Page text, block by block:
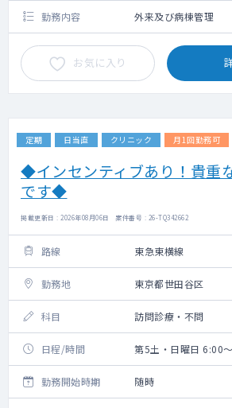
勤務内容 外来及び病棟管理
お気に入り
定期 日当直 クリニック 月1回勤務可
◆インセンティブあり！貴重
です◆
掲載更新日 : 2026年08月06日 案件番号 : 26-TQ342662
路線 東急東横線
勤務地 東京都世田谷区
科目 訪問診療・不問
日程/時間 第5土・日曜日 6:00
勤務開始時期 随時